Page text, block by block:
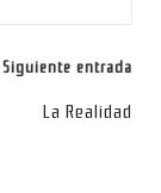
Siguiente entrada
La Realidad